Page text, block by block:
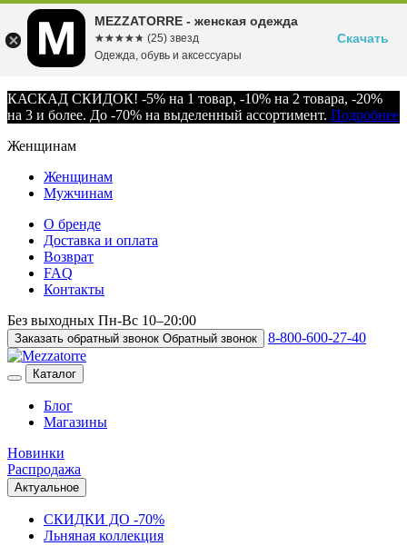
КАСКАД СКИДОК! -5% на 1 товар, -10% на 2 товара, -20%
на 3 и более. До -70% на выделенный ассортимент. Подробнее
Женщинам
Женщинам
Мужчинам
О бренде
Доставка и оплата
Возврат
FAQ
Контакты
Без выходных Пн-Вс 10–20:00
Заказать обратный звонок Обратный звонок 8-800-600-27-40
Каталог
Блог
Магазины
Новинки
Распродажа
Актуальное
СКИДКИ ДО -70%
Льняная коллекция
MEZZATORRE - женская одежда
☆☆☆☆☆
★★★★★ (25) звезд
Одежда, обувь и аксессуары
Скачать